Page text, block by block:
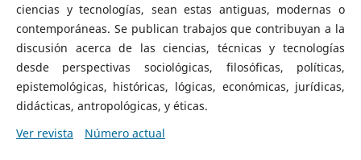
ciencias y tecnologías, sean estas antiguas, modernas o
contemporáneas. Se publican trabajos que contribuyan a la
discusión acerca de las ciencias, técnicas y tecnologías
desde perspectivas sociológicas, filosóficas, políticas,
epistemológicas, históricas, lógicas, económicas, jurídicas,
didácticas, antropológicas, y éticas.
Ver revista
Número actual